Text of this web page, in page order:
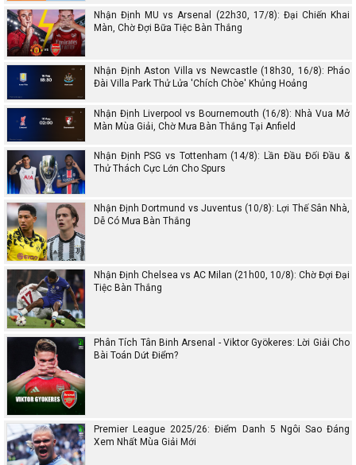
Nhận Định MU vs Arsenal (22h30, 17/8): Đại Chiến Khai
Màn, Chờ Đợi Bữa Tiệc Bàn Thắng
Nhận Định Aston Villa vs Newcastle (18h30, 16/8): Pháo
Đài Villa Park Thử Lửa 'Chích Chòe' Khủng Hoảng
Nhận Định Liverpool vs Bournemouth (16/8): Nhà Vua Mở
Màn Mùa Giải, Chờ Mưa Bàn Thắng Tại Anfield
Nhận Định PSG vs Tottenham (14/8): Lần Đầu Đối Đầu &
Thử Thách Cực Lớn Cho Spurs
Nhận Định Dortmund vs Juventus (10/8): Lợi Thế Sân Nhà,
Dễ Có Mưa Bàn Thắng
Nhận Định Chelsea vs AC Milan (21h00, 10/8): Chờ Đợi Đại
Tiệc Bàn Thắng
Phân Tích Tân Binh Arsenal - Viktor Gyökeres: Lời Giải Cho
Bài Toán Dứt Điểm?
Premier League 2025/26: Điểm Danh 5 Ngôi Sao Đáng
Xem Nhất Mùa Giải Mới